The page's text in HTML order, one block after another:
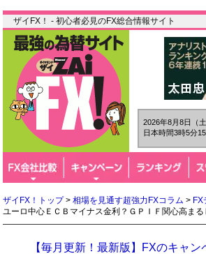
ザイFX！ - 初心者必見のFX総合情報サイト
2026年8月8日（土
日本時間3時5分
ザイFX！トップ> 相場を見通す超強力FXコラム >
ユーロ中心ＥＣＢマイナス金利？ＧＰＩＦ関心高まる
【毎月更新！最新版】FXのキャ